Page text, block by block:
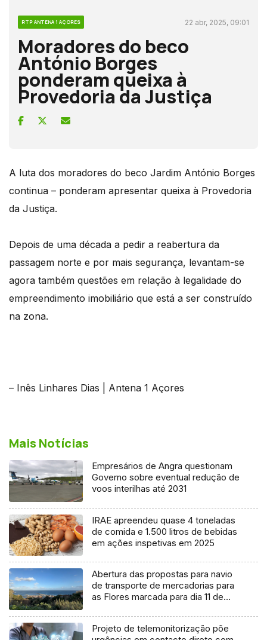
RTP ANTENA 1 AÇORES 22 abr, 2025, 09:01
Moradores do beco
António Borges
ponderam queixa à
Provedoria da Justiça
A luta dos moradores do beco Jardim António Borges
continua – ponderam apresentar queixa à Provedoria
da Justiça.
Depois de uma década a pedir a reabertura da
passagem norte e por mais segurança, levantam-se
agora também questões em relação à legalidade do
empreendimento imobiliário que está a ser construído
na zona.
– Inês Linhares Dias | Antena 1 Açores
Mais Notícias
Empresários de Angra questionam
Governo sobre eventual redução de
voos interilhas até 2031
IRAE apreendeu quase 4 toneladas
de comida e 1.500 litros de bebidas
em ações inspetivas em 2025
Abertura das propostas para navio
de transporte de mercadorias para
as Flores marcada para dia 11 de
Projeto de telemonitorização põe